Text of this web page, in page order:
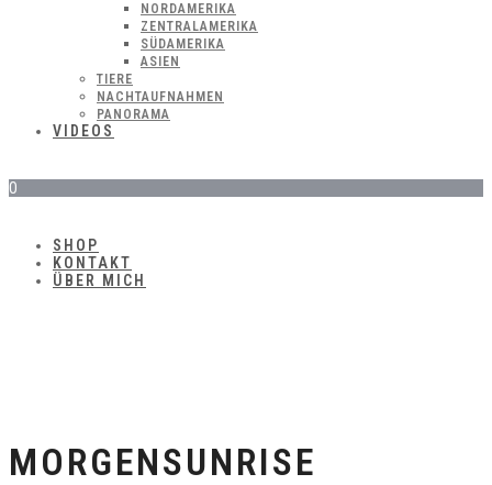
NORDAMERIKA
ZENTRALAMERIKA
SÜDAMERIKA
ASIEN
TIERE
NACHTAUFNAHMEN
PANORAMA
VIDEOS
0
SHOP
KONTAKT
ÜBER MICH
MORGENSUNRISE